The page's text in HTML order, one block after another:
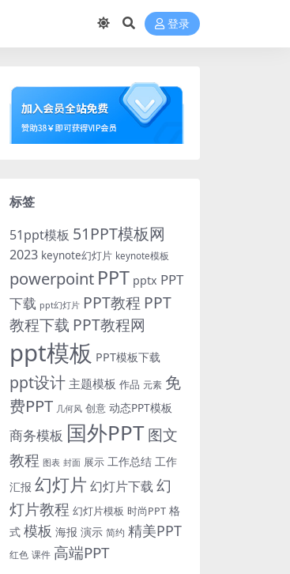
登录
标签
51ppt模板 51PPT模板网
2023 keynote幻灯片 keynote模板
powerpoint PPT pptx PPT
下载 ppt幻灯片 PPT教程 PPT
教程下载 PPT教程网
ppt模板 PPT模板下载
ppt设计 主题模板 作品 元素 免
费PPT 几何风 创意 动态PPT模板
商务模板 国外PPT图文
教程 图表 封面 展示 工作总结 工作
汇报 幻灯片 幻灯片下载 幻
灯片教程 幻灯片模板 时尚PPT 格
式 模板 海报 演示 简约 精美PPT
红色 课件 高端PPT